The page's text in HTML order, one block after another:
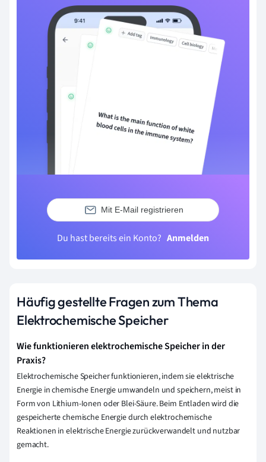
Mit E-Mail registrieren
Du hast bereits ein Konto? Anmelden
Häufig gestellte Fragen zum Thema
Elektrochemische Speicher
Wie funktionieren elektrochemische Speicher in der
Praxis?
Elektrochemische Speicher funktionieren, indem sie elektrische
Energie in chemische Energie umwandeln und speichern, meist in
Form von Lithium-Ionen oder Blei-Säure. Beim Entladen wird die
gespeicherte chemische Energie durch elektrochemische
Reaktionen in elektrische Energie zurückverwandelt und nutzbar
gemacht.